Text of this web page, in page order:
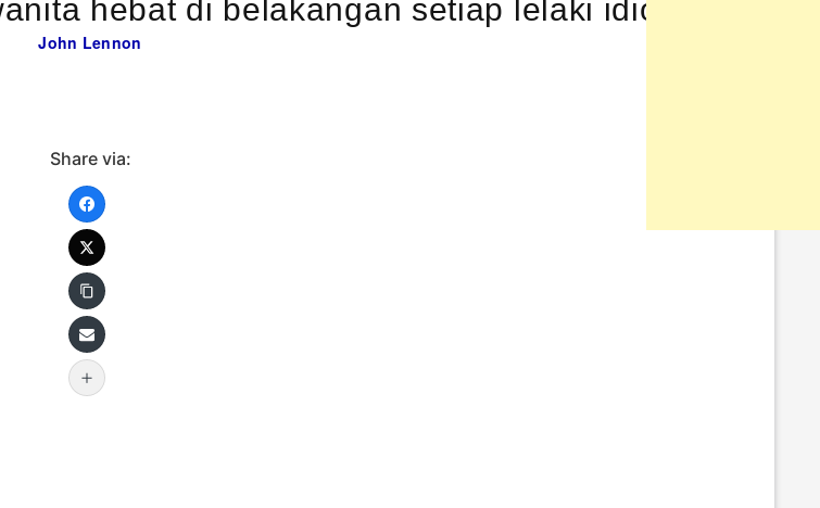
hebat di belakangan setiap lelaki idiot.
John Lennon
Share via: